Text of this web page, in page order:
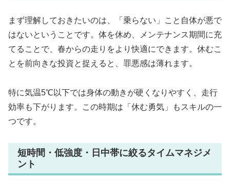
まず理解しておきたいのは、「乗らない」こと自体が悪で
はないということです。体を休め、メンテナンス期間に充
てることで、春からの走りをより快適にできます。休むこ
とを前向きな投資と捉えると、罪悪感は薄れます。
特に気温5℃以下では身体の動きが硬くなりやすく、走行
効率も下がります。この時期は「休む勇気」もスキルの一
つです。
短時間・低強度・日中帯に絞るタイムマネジメ
ント